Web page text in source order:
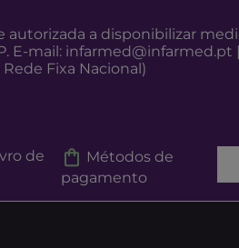
autorizada a disponibilizar
E-mail: infarmed@infarmed.pt
Fixa Nacional)
de
Métodos de
pagamento